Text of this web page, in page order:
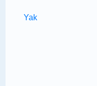
Yak